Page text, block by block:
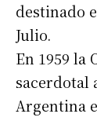
destinado
Julio.
En 1959 la
sacerdotal
Argentina